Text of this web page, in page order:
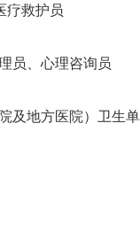
疗救护员
员、心理咨询员
及地方医院）卫生单